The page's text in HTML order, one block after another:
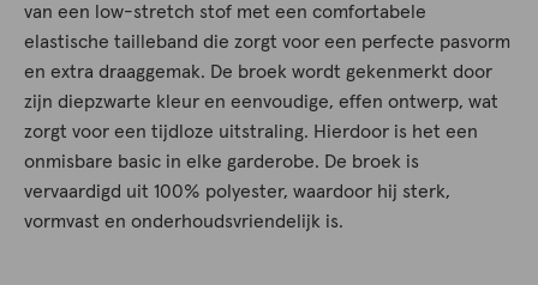
van een low-stretch stof met een comfortabele
elastische tailleband die zorgt voor een perfecte pasvorm
en extra draaggemak. De broek wordt gekenmerkt door
zijn diepzwarte kleur en eenvoudige, effen ontwerp, wat
zorgt voor een tijdloze uitstraling. Hierdoor is het een
onmisbare basic in elke garderobe. De broek is
vervaardigd uit 100% polyester, waardoor hij sterk,
vormvast en onderhoudsvriendelijk is.